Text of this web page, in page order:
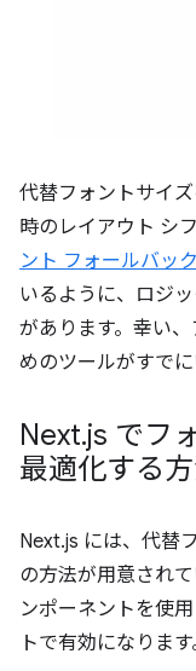
代替フォントサイ
時のレイアウト シ
ント フォールバッ
いるように、ロジ
があります。幸い
めのツールがすでに
Next.js でフ
最適化する
Next.js には、代替
の方法が用意されて
ンポーネントを使
トで有効になります